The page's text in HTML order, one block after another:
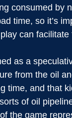
consumed by
time, so it’s
can facilitate
as a
from the oil
time, and that
of oil
the game